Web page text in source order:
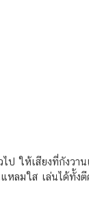
ป ให้เสียงที่กังวา
มใส เล่นได้ทั้งตี